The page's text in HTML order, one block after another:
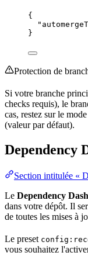
{
}
Protection de
Si votre branche
checks requis), le
cas, restez sur le
(valeur par défaut).
Dependency
Section intitulée «
Le Dependency
dans votre dépôt. Il
de toutes les mises à
Le preset
vous souhaitez